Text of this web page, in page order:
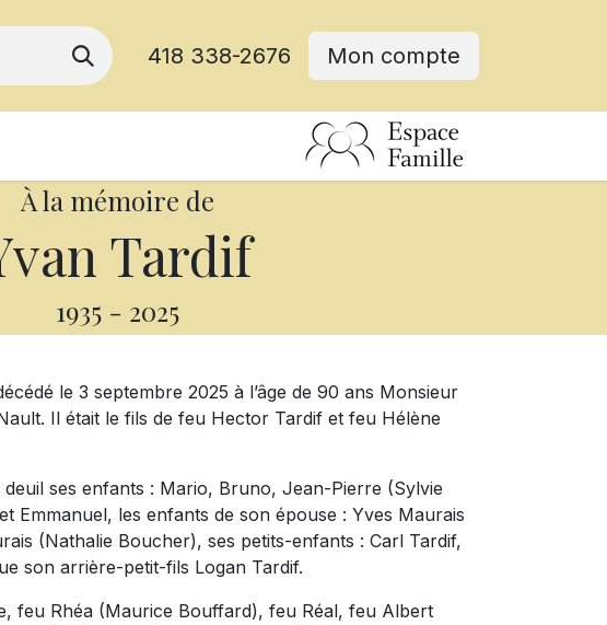
418 338-2676 Mon compte
À la mémoire de
Tardif
1935 - 2025
le 3 septembre 2025 à l’âge de 90 ans Monsieur
Il était le fils de feu Hector Tardif et feu Hélène
ses enfants : Mario, Bruno, Jean-Pierre (Sylvie
Emmanuel, les enfants de son épouse : Yves Maurais
(Nathalie Boucher), ses petits-enfants : Carl Tardif,
son arrière-petit-fils Logan Tardif.
feu Rhéa (Maurice Bouffard), feu Réal, feu Albert